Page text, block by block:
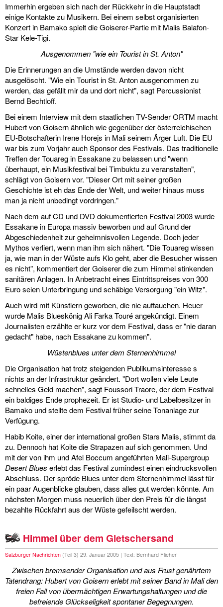
Immerhin ergeben sich nach der Rückkehr in die Hauptstadt
einige Kontakte zu Musikern. Bei einem selbst organisierten
Konzert in Bamako spielt die Goiserer-Partie mit Malis Balafon-
Star Kele-Tigi.
Ausgenommen "wie ein Tourist in St. Anton"
Die Erinnerungen an die Umstände werden davon nicht
ausgelöscht. "Wie ein Tourist in St. Anton ausgenommen zu
werden, das gefällt mir da und dort nicht", sagt Percussionist
Bernd Bechtloff.
Bei einem Interview mit dem staatlichen TV-Sender ORTM macht
Hubert von Goisern ähnlich wie gegenüber der österreichischen
EU-Botschafterin Irene Horejs in Mali seinem Ärger Luft. Die EU
war bis zum Vorjahr auch Sponsor des Festivals. Das traditionelle
Treffen der Touareg in Essakane zu belassen und "wenn
überhaupt, ein Musikfestival bei Timbuktu zu veranstalten",
schlägt von Goisern vor. "Dieser Ort mit seiner großen
Geschichte ist eh das Ende der Welt, und weiter hinaus muss
man ja nicht unbedingt vordringen."
Nach dem auf CD und DVD dokumentierten Festival 2003 wurde
Essakane in Europa massiv beworben und auf Grund der
Abgeschiedenheit zur geheimnisvollen Legende. Doch jeder
Mythos verliert, wenn man ihm sich nähert. "Die Touareg wissen
ja, wie man in der Wüste aufs Klo geht, aber die Besucher wissen
es nicht", kommentiert der Goiserer die zum Himmel stinkenden
sanitären Anlagen. In Anbetracht eines Eintrittspreises von 300
Euro seien Unterbringung und schäbige Versorgung "ein Witz".
Auch wird mit Künstlern geworben, die nie auftauchen. Heuer
wurde Malis Blueskönig Ali Farka Touré angekündigt. Einem
Journalisten erzählte er kurz vor dem Festival, dass er "nie daran
gedacht" habe, nach Essakane zu kommen".
Wüstenblues unter dem Sternenhimmel
Die Organisation hat trotz steigenden Publikumsinteresse s
nichts an der Infrastruktur geändert. "Dort wollen viele Leute
schnelles Geld machen", sagt Foussori Traore, der dem Festival
ein baldiges Ende prophezeit. Er ist Studio- und Labelbesitzer in
Bamako und stellte dem Festival früher seine Tonanlage zur
Verfügung.
Habib Koite, einer der international großen Stars Malis, stimmt da
zu. Dennoch hat Koite die Strapazen auf sich genommen. Und
mit der von ihm und Afel Boccum angeführten Mali-Supergroup
Desert Blues erlebt das Festival zumindest einen eindrucksvollen
Abschluss. Der spröde Blues unter dem Sternenhimmel lässt für
ein paar Augenblicke glauben, dass alles gut werden könnte. Am
nächsten Morgen muss neuerlich über den Preis für die längst
bezahlte Rückfahrt aus der Wüste gefeilscht werden.
Himmel über dem Gletschersand
Salzburger Nachrichten (Teil 3) 29. Januar 2005 | Text: Bernhard Flieher
Zwischen bremsender Organisation und aus Frust genährtem
Tatendrang: Hubert von Goisern erlebt mit seiner Band in Mali den
freien Fall von übermächtigen Erwartungshaltungen und die
befreiende Glückseligkeit spontaner Begegnungen.